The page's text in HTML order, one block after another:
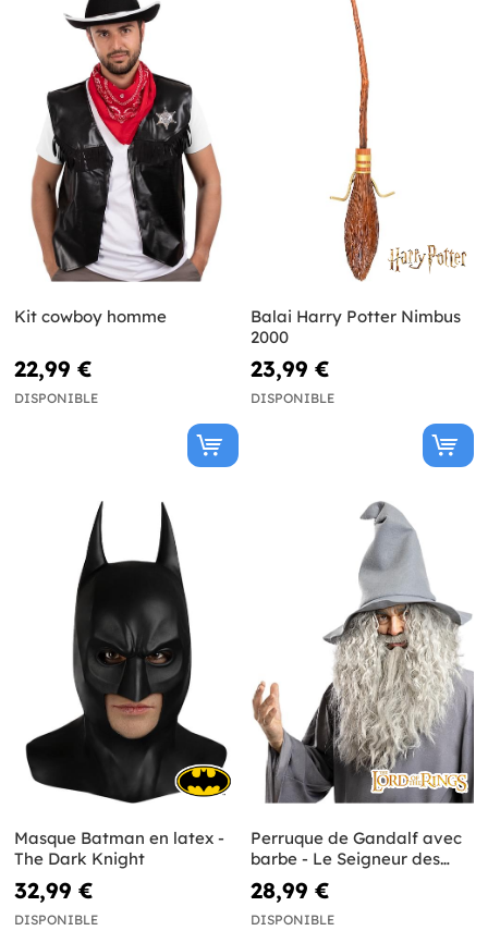
Kit cowboy homme
22,99 €
DISPONIBLE
Balai Harry Potter Nimbus
2000
23,99 €
DISPONIBLE
Masque Batman en latex -
The Dark Knight
32,99 €
DISPONIBLE
Perruque de Gandalf avec
barbe - Le Seigneur des
Anneaux
28,99 €
DISPONIBLE